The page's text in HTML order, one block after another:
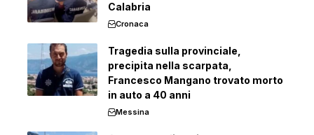
Calabria
Cronaca
Tragedia sulla provinciale,
precipita nella scarpata,
Francesco Mangano trovato morto
in auto a 40 anni
Messina